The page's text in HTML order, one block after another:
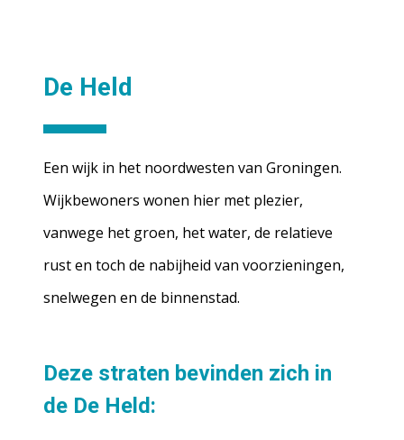
De Held
Een wijk in het noordwesten van Groningen.
Wijkbewoners wonen hier met plezier,
vanwege het groen, het water, de relatieve
rust en toch de nabijheid van voorzieningen,
snelwegen en de binnenstad.
Deze straten bevinden zich in
de De Held: